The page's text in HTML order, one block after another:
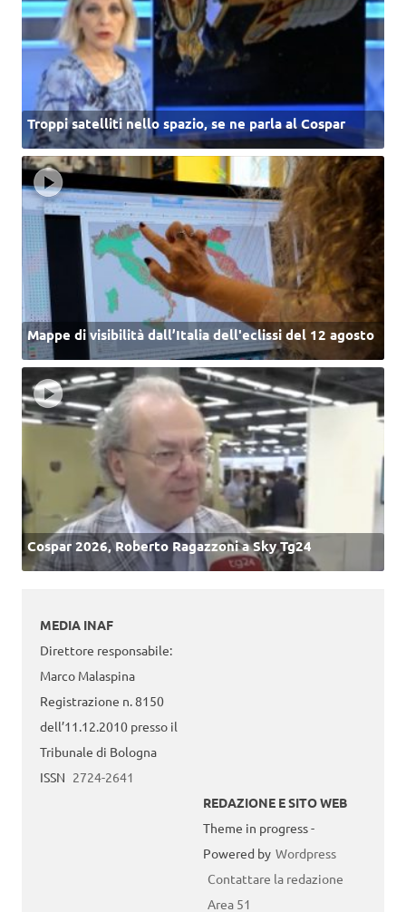
Troppi satelliti nello spazio, se ne parla al Cospar
Mappe di visibilità dall’Italia dell'eclissi del 12 agosto
Cospar 2026, Roberto Ragazzoni a Sky Tg24
MEDIA INAF
Direttore responsabile:
Marco Malaspina
Registrazione n. 8150
dell’11.12.2010 presso il
Tribunale di Bologna
ISSN 2724-2641
REDAZIONE E SITO WEB
Theme in progress -
Powered by Wordpress
Contattare la redazione
Area 51